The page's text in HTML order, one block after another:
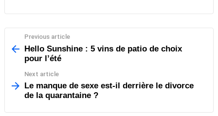
more
Previous article
Hello Sunshine : 5 vins de patio de choix
pour l’été
Next article
Le manque de sexe est-il derrière le divorce
de la quarantaine ?